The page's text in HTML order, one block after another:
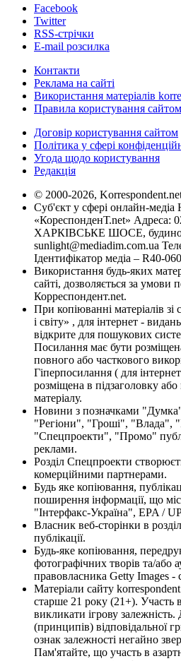
Facebook
Twitter
RSS-стрічки
E-mail розсилка
Контакти
Реклама на сайті
Використання матеріалів
Правила користування сайтом
Договір користування сайтом
Політика у сфері
Угода щодо користування
Редакція
© 2000-2026,
Суб'єкт у сфері онлайн-медіа
«КореспонденТ.net» Адреса:
ХАРКІВСЬКЕ ШОСЕ, будинок
sunlight@mediadim.com.ua
Ідентифікатор медіа – R40-
Використання будь-яких
сайті, дозволяється за умови
Корреспондент.net.
При копіюванні матеріалів
і світу» , для інтернет -
відкрите для пошукових
Посилання має бути
повного або часткового
Гіперпосилання ( для
розміщена в підзаголовку
матеріалу.
Новини з позначками
"Регіони", "Гроші", "Влада",
"Спецпроекти", "Промо"
реклами.
Розділ Спецпроекти
комерційними партнерами.
Будь яке копіювання,
поширення інформації, що
"Інтерфакс-Україна", EPA /
Власник веб-сторінки в
публікації.
Будь-яке копіювання,
фотографічних творів та/або
правовласника Getty Images -
Матеріали сайту
старше 21 року (21+). Участь
викликати ігрову
(принципів) відповідальної
ознак залежності негайно
Пам'ятайте, що участь в